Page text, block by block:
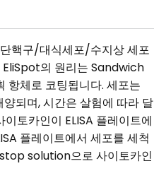
핵구/대식세포/수지상 세포
EliSpot의 원리는 Sandwich
항체로 코팅됩니다. 세포는
되며, 시간은 살험에 따라 달
토카인이 ELISA 플레이트에
플레이트에서 세포를 세척
solution으로 사이토카인